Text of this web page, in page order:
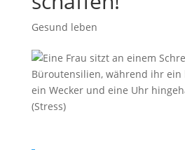
Gesund leben